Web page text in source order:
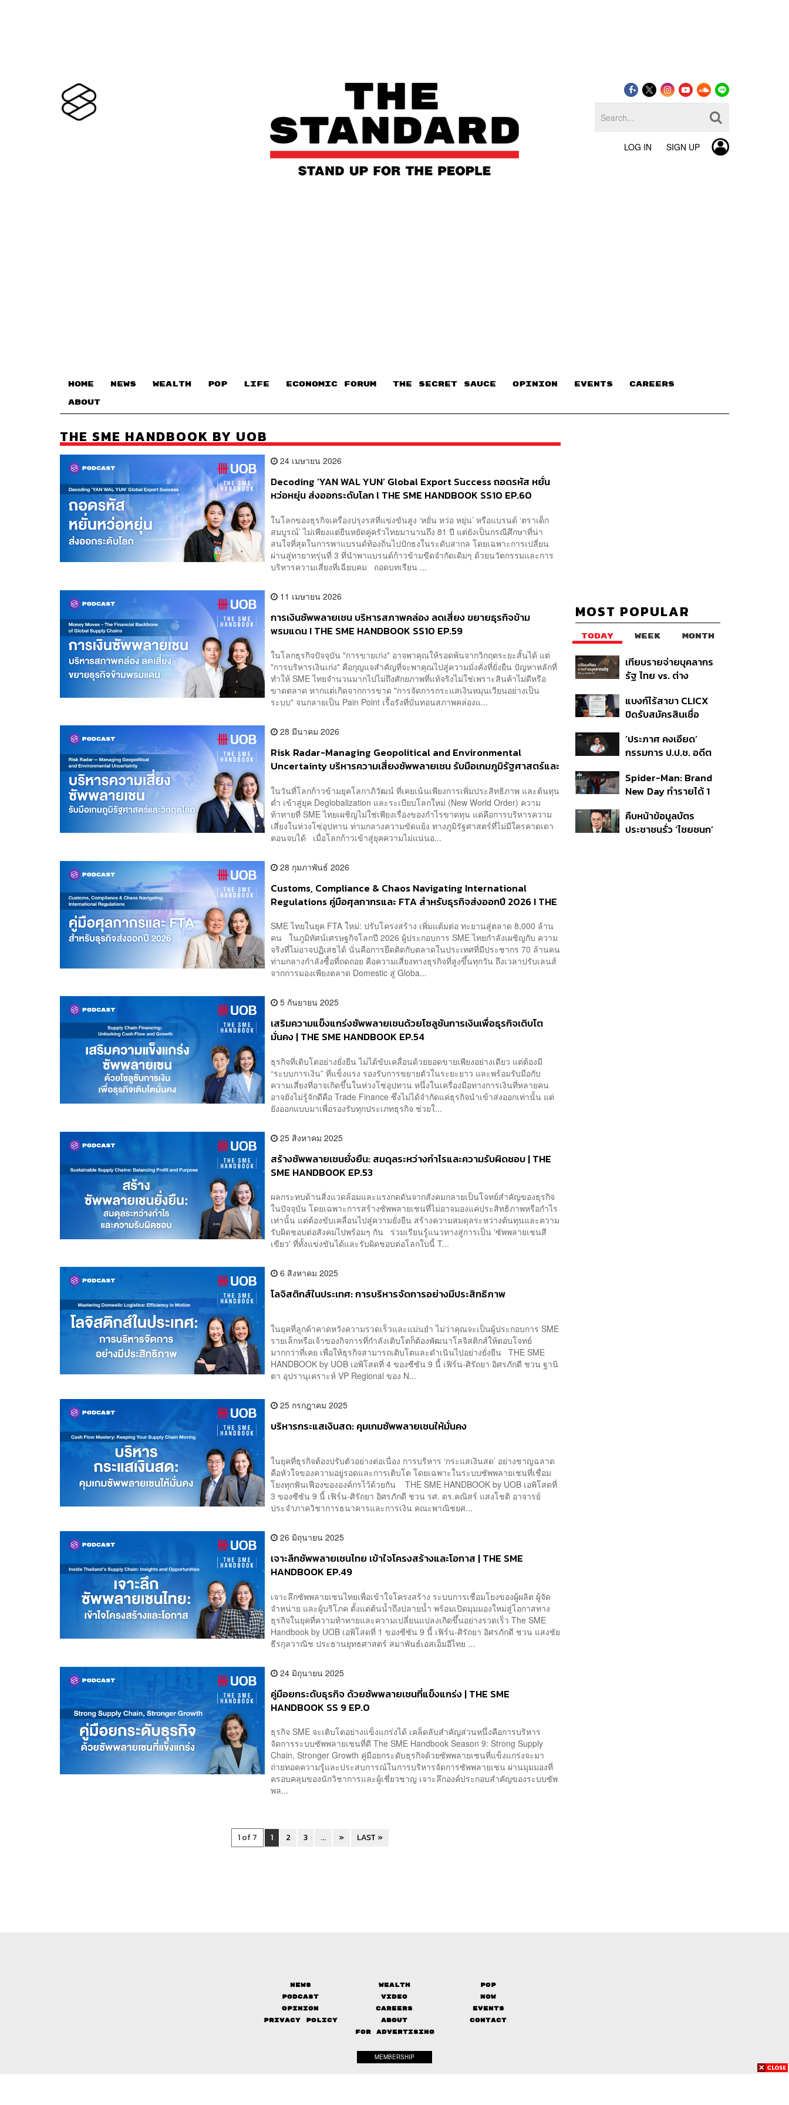
LOG IN SIGN UP
HOME NEWS WEALTH POP LIFE ECONOMIC FORUM THE SECRET SAUCE​ OPINION EVENTS CAREERS
ABOUT
THE SME HANDBOOK BY UOB
24 เมษายน 2026
Decoding ‘YAN WAL YUN’ Global Export Success ถอดรหัส หยั่น
หว่อหยุ่น ส่งออกระดับโลก l THE SME HANDBOOK SS10 EP.60
ในโลกของธุรกิจเครื่องปรุงรสที่แข่งขันสูง ‘หยั่น หว่อ หยุ่น’ หรือแบรนด์ ‘ตราเด็ก
สมบูรณ์’ ไม่เพียงแต่ยืนหยัดคู่ครัวไทยมานานถึง 81 ปี แต่ยังเป็นกรณีศึกษาที่น่า
สนใจที่สุดในการพาแบรนด์ท้องถิ่นไปปักธงในระดับสากล โดยเฉพาะการเปลี่ยน
ผ่านสู่ทายาทรุ่นที่ 3 ที่นำพาแบรนด์ก้าวข้ามขีดจำกัดเดิมๆ ด้วยนวัตกรรมและการ
บริหารความเสี่ยงที่เฉียบคม ถอดบทเรียน ...
11 เมษายน 2026
การเงินซัพพลายเชน บริหารสภาพคล่อง ลดเสี่ยง ขยายธุรกิจข้าม
พรมแดน I THE SME HANDBOOK SS10 EP.59
ในโลกธุรกิจปัจจุบัน "การขายเก่ง" อาจพาคุณให้รอดพ้นจากวิกฤตระยะสั้นได้ แต่
"การบริหารเงินเก่ง" คือกุญแจสำคัญที่จะพาคุณไปสู่ความมั่งคั่งที่ยั่งยืน ปัญหาหลักที่
ทำให้ SME ไทยจำนวนมากไปไม่ถึงศักยภาพที่แท้จริงไม่ใช่เพราะสินค้าไม่ดีหรือ
ขาดตลาด หากแต่เกิดจากการขาด "การจัดการกระแสเงินหมุนเวียนอย่างเป็น
ระบบ" จนกลายเป็น Pain Point เรื้อรังที่บั่นทอนสภาพคล่องแ...
28 มีนาคม 2026
Risk Radar-Managing Geopolitical and Environmental
Uncertainty บริหารความเสี่ยงซัพพลายเชน รับมือเกมภูมิรัฐศาสตร์และ
ในวันที่โลกก้าวข้ามยุคโลกาภิวัฒน์ ที่เคยเน้นเพียงการเพิ่มประสิทธิภาพ และต้นทุน
ต่ำ เข้าสู่ยุค Deglobalization และระเบียบโลกใหม่ (New World Order) ความ
ท้าทายที่ SME ไทยเผชิญไม่ใช่เพียงเรื่องของกำไรขาดทุน แต่คือการบริหารความ
เสี่ยงในห่วงโซ่อุปทาน ท่ามกลางความขัดแย้ง ทางภูมิรัฐศาสตร์ที่ไม่มีใครคาดเดา
ตอนจบได้ เมื่อโลกก้าวเข้าสู่ยุคความไม่แน่นอ...
28 กุมภาพันธ์ 2026
Customs, Compliance & Chaos Navigating International
Regulations คู่มือศุลกากรและ FTA สำหรับธุรกิจส่งออกปี 2026 I THE
SME ไทยในยุค FTA ใหม่: ปรับโครงสร้าง เพิ่มแต้มต่อ ทะยานสู่ตลาด 8,000 ล้าน
คน ในภูมิทัศน์เศรษฐกิจโลกปี 2026 ผู้ประกอบการ SME ไทยกำลังเผชิญกับ ความ
จริงที่ไม่อาจปฏิเสธได้ นั่นคือการยึดติดกับตลาดในประเทศที่มีประชากร 70 ล้านคน
ท่ามกลางกำลังซื้อที่ถดถอย คือความเสี่ยงทางธุรกิจที่สูงขึ้นทุกวัน ถึงเวลาปรับเลนส์
จากการมองเพียงตลาด Domestic สู่ Globa...
5 กันยายน 2025
เสริมความแข็งแกร่งซัพพลายเชนด้วยโซลูชันการเงินเพื่อธุรกิจเติบโต
มั่นคง | THE SME HANDBOOK EP.54
ธุรกิจที่เติบโตอย่างยั่งยืน ไม่ได้ขับเคลื่อนด้วยยอดขายเพียงอย่างเดียว แต่ต้องมี
“ระบบการเงิน” ที่แข็งแรง รองรับการขยายตัวในระยะยาว และพร้อมรับมือกับ
ความเสี่ยงที่อาจเกิดขึ้นในห่วงโซ่อุปทาน หนึ่งในเครื่องมือทางการเงินที่หลายคน
อาจยังไม่รู้จักดีคือ Trade Finance ซึ่งไม่ได้จำกัดแค่ธุรกิจนำเข้าส่งออกเท่านั้น แต่
ยังออกแบบมาเพื่อรองรับทุกประเภทธุรกิจ ช่วยใ...
25 สิงหาคม 2025
สร้างซัพพลายเชนยั่งยืน: สมดุลระหว่างกำไรและความรับผิดชอบ | THE
SME HANDBOOK EP.53
ผลกระทบด้านสิ่งแวดล้อมและแรงกดดันจากสังคมกลายเป็นโจทย์สำคัญของธุรกิจ
ในปัจจุบัน โดยเฉพาะการสร้างซัพพลายเชนที่ไม่อาจมองแค่ประสิทธิภาพหรือกำไร
เท่านั้น แต่ต้องขับเคลื่อนไปสู่ความยั่งยืน สร้างความสมดุลระหว่างต้นทุนและความ
รับผิดชอบต่อสังคมไปพร้อมๆ กัน ร่วมเรียนรู้แนวทางสู่การเป็น 'ซัพพลายเชนสี
เขียว' ที่ทั้งแข่งขันได้และรับผิดชอบต่อโลกใบนี้ T...
6 สิงหาคม 2025
โลจิสติกส์ในประเทศ: การบริหารจัดการอย่างมีประสิทธิภาพ
ในยุคที่ลูกค้าคาดหวังความรวดเร็วและแม่นยำ ไม่ว่าคุณจะเป็นผู้ประกอบการ SME
รายเล็กหรือเจ้าของกิจการที่กำลังเติบโตก็ต้องพัฒนาโลจิสติกส์ให้ตอบโจทย์
มากกว่าที่เคย เพื่อให้ธุรกิจสามารถเติบโตและดำเนินไปอย่างยั่งยืน THE SME
HANDBOOK by UOB เอพิโสดที่ 4 ของซีซัน 9 นี้ เฟิร์น-ศิรัถยา อิศรภักดี ชวน ฐานิ
ตา อุปรานุเคราะห์ VP Regional ของ N...
25 กรกฎาคม 2025
บริหารกระแสเงินสด: คุมเกมซัพพลายเชนให้มั่นคง
ในยุคที่ธุรกิจต้องปรับตัวอย่างต่อเนื่อง การบริหาร ‘กระแสเงินสด’ อย่างชาญฉลาด
คือหัวใจของความอยู่รอดและการเติบโต โดยเฉพาะในระบบซัพพลายเชนที่เชื่อม
โยงทุกฟันเฟืองขององค์กรไว้ด้วยกัน THE SME HANDBOOK by UOB เอพิโสดที่
3 ของซีซัน 9 นี้ เฟิร์น-ศิรัถยา อิศรภักดี ชวน รศ. ดร.คณิสร์ แสงโชติ อาจารย์
ประจำภาควิชาการธนาคารและการเงิน คณะพาณิชยศ...
26 มิถุนายน 2025
เจาะลึกซัพพลายเชนไทย เข้าใจโครงสร้างและโอกาส | THE SME
HANDBOOK EP.49
เจาะลึกซัพพลายเชนไทยเพื่อเข้าใจโครงสร้าง ระบบการเชื่อมโยงของผู้ผลิต ผู้จัด
จำหน่าย และผู้บริโภค ตั้งแต่ต้นน้ำถึงปลายน้ำ พร้อมเปิดมุมมองใหม่สู่โอกาสทาง
ธุรกิจในยุคที่ความท้าทายและความเปลี่ยนแปลงเกิดขึ้นอย่างรวดเร็ว The SME
Handbook by UOB เอพิโสดที่ 1 ของซีซัน 9 นี้ เฟิร์น-ศิรัถยา อิศรภักดี ชวน แสงชัย
ธีรกุลวาณิช ประธานยุทธศาสตร์ สมาพันธ์เอสเอ็มอีไทย ...
24 มิถุนายน 2025
คู่มือยกระดับธุรกิจ ด้วยซัพพลายเชนที่แข็งแกร่ง | THE SME
HANDBOOK SS 9 EP.0
ธุรกิจ SME จะเติบโตอย่างแข็งแกร่งได้ เคล็ดลับสำคัญส่วนหนึ่งคือการบริหาร
จัดการระบบซัพพลายเชนที่ดี The SME Handbook Season 9: Strong Supply
Chain, Stronger Growth คู่มือยกระดับธุรกิจด้วยซัพพลายเชนที่แข็งแกร่งจะมา
ถ่ายทอดความรู้และประสบการณ์ในการบริหารจัดการซัพพลายเชน ผ่านมุมมองที่
ครอบคลุมของนักวิชาการและผู้เชี่ยวชาญ เจาะลึกองค์ประกอบสำคัญของระบบซัพ
พล...
1 of 7 1 2 3 ... » LAST »
MOST POPULAR
TODAY WEEK MONTH
เทียบรายจ่ายบุคลากร
รัฐ ไทย vs. ต่าง
100 บาทของคนไทยใช้
ไปกับข้าราชการเฉียด
แบงก์ไร้สาขา CLICX
ปิดรับสมัครสินเชื่อ
สัญญาณเตือนกลุ่มกู้
เงินผิดวัตถุประสงค์-ให้
คดีเด็ดขาด
‘ประภาศ คงเอียด’
กรรมการ ป.ป.ช. อดีต
ถึงแก่อนิจกรรม
Spider-Man: Brand
New Day ทำรายได้ 1
โลกภายใน 6 วัน
คืบหน้าข้อมูลบัตร
ประชาชนรั่ว ‘ไชยชนก’
News Wealth
Pop
Podcast
Video
Now
Opinion
Careers
Events
Privacy Policy
About
Contact
FOR ADVERTISING
MEMBERSHIP